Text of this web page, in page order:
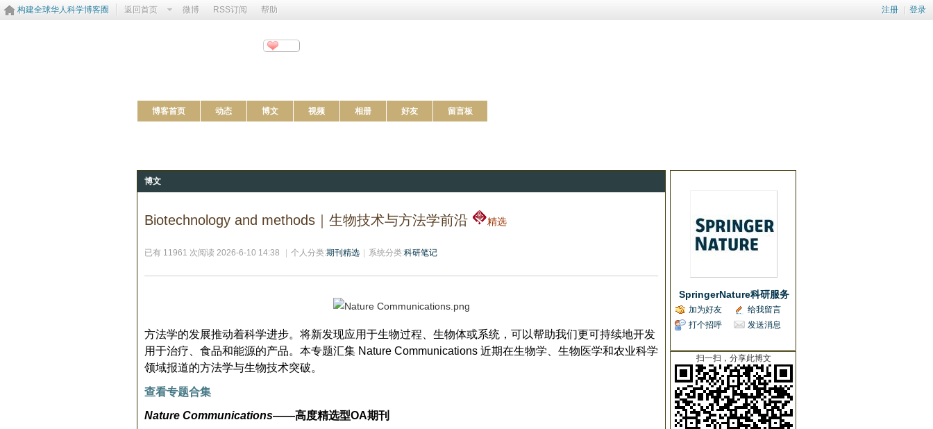
注册 登录
构建全球华人科学博客圈 返回首页 微博 RSS订阅 帮助
博客首页 动态 博文 视频 相册 好友 留言板
博文
Biotechnology and methods｜生物技术与方法学前沿 精选
已有 11961 次阅读 2026-6-10 14:38 个人分类:期刊精选 系统分类:科研笔记
方法学的发展推动着科学进步。将新发现应用于生物过程、生物体或系统，可以帮助我们更可持续地开发
用于治疗、食品和能源的产品。本专题汇集 Nature Communications 近期在生物学、生物医学和农业科学
领域报道的方法学与生物技术突破。
查看专题合集
Nature Communications——高度精选型OA期刊
SpringerNature科研服务
加为好友
给我留言
打个招呼
发送消息
扫一扫，分享此博文